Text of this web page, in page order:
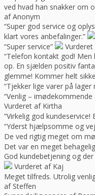
ved hvad han snakker om
af Anonym
“Super god service og
klart vores anbefalinger.”
“Super service”
“Telefon kontakt god!
op. En sjælden positiv
glemme! Kommer helt
“Tjekker lige varer på
“Venlig –
Vurderet af Kirtha
“Virkelig god kundeservice!
“Yderst hjælpsomme og
De ved rigtig meget om
Det var en meget
God kundebetjening og
Vurderet af Kaj
Meget tilfreds. Utrolig
af Steffen